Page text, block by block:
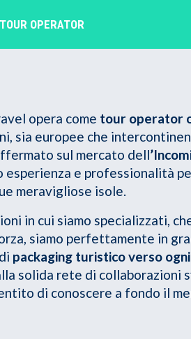
TOUR OPERATOR
opera come tour operator
sia europee che
sul mercato dell
esperienza e professionalità
meravigliose isole.
in cui siamo specializzati,
siamo perfettamente in
packaging turistico verso
solida rete di collaborazioni
di conoscere a fondo il